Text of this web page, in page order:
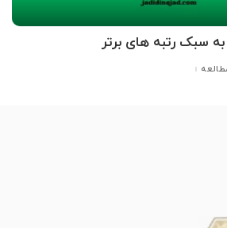
سبک رتبه های برتر